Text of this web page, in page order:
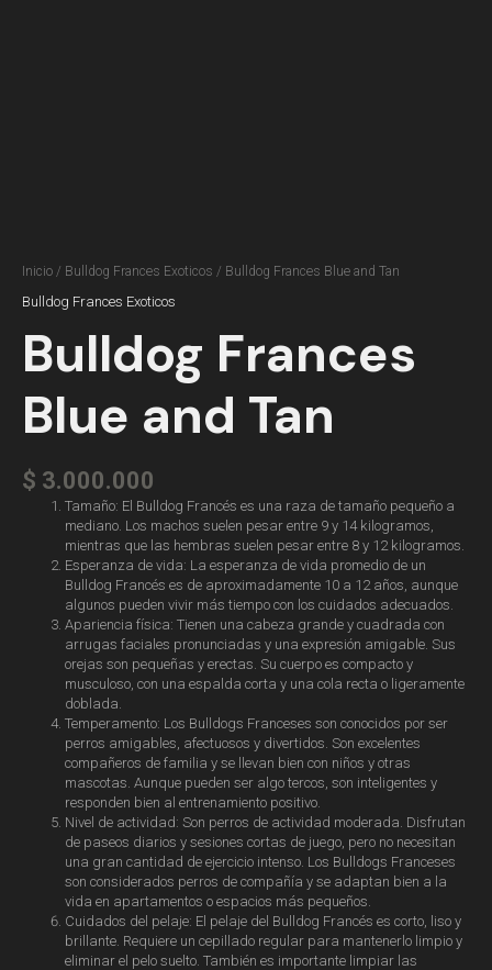
Inicio / Bulldog Frances Exoticos / Bulldog Frances Blue and Tan
Bulldog Frances Exoticos
Bulldog Frances
Blue and Tan
$ 3.000.000
Tamaño: El Bulldog Francés es una raza de tamaño pequeño a
mediano. Los machos suelen pesar entre 9 y 14 kilogramos,
mientras que las hembras suelen pesar entre 8 y 12 kilogramos.
Esperanza de vida: La esperanza de vida promedio de un
Bulldog Francés es de aproximadamente 10 a 12 años, aunque
algunos pueden vivir más tiempo con los cuidados adecuados.
Apariencia física: Tienen una cabeza grande y cuadrada con
arrugas faciales pronunciadas y una expresión amigable. Sus
orejas son pequeñas y erectas. Su cuerpo es compacto y
musculoso, con una espalda corta y una cola recta o ligeramente
doblada.
Temperamento: Los Bulldogs Franceses son conocidos por ser
perros amigables, afectuosos y divertidos. Son excelentes
compañeros de familia y se llevan bien con niños y otras
mascotas. Aunque pueden ser algo tercos, son inteligentes y
responden bien al entrenamiento positivo.
Nivel de actividad: Son perros de actividad moderada. Disfrutan
de paseos diarios y sesiones cortas de juego, pero no necesitan
una gran cantidad de ejercicio intenso. Los Bulldogs Franceses
son considerados perros de compañía y se adaptan bien a la
vida en apartamentos o espacios más pequeños.
Cuidados del pelaje: El pelaje del Bulldog Francés es corto, liso y
brillante. Requiere un cepillado regular para mantenerlo limpio y
eliminar el pelo suelto. También es importante limpiar las